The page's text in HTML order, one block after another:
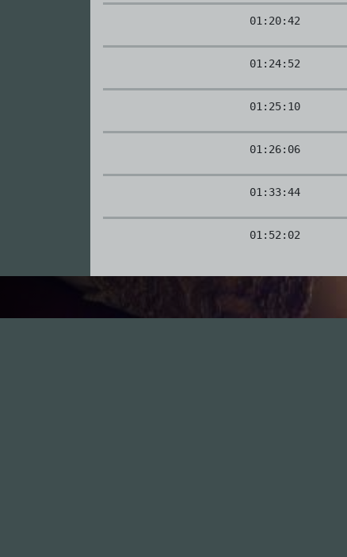
01:20:42
01:24:52
01:25:10
01:26:06
01:33:44
01:52:02